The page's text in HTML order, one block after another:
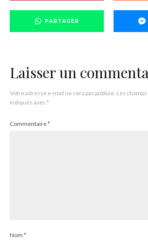
PARTAGER
Laisser un
Votre adresse e-mail ne sera pas publiée. Les
indiqués avec*
Commentaire*
Nom *